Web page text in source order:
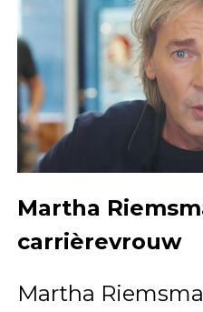
Martha
carrièrevrouw
Martha